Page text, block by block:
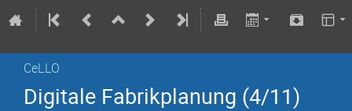
CeLLO
Digitale Fabrikplanung (4/11)